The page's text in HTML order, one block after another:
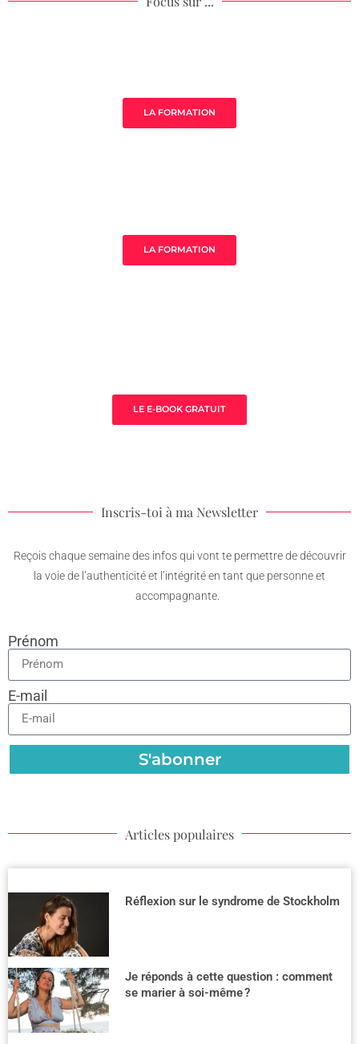
LA FORMATION
LA FORMATION
LE E-BOOK GRATUIT
Inscris-toi à ma Newsletter
Reçois chaque semaine des infos qui vont te permettre de découvrir
la voie de l’authenticité et l’intégrité en tant que personne et
accompagnante.
Prénom
E-mail
S'abonner
Articles populaires
Réflexion sur le syndrome de Stockholm
Je réponds à cette question : comment
se marier à soi-même ?